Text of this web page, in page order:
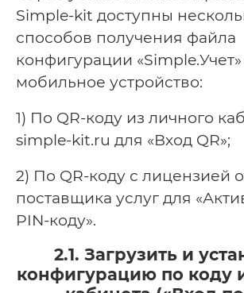
Simple-kit доступны
способов получения файла
конфигурации
мобильное устройство:
1) По QR-коду из личного
simple-kit.ru для «Вход QR»;
2) По QR-коду с лицензией
поставщика услуг для
PIN-коду».
2.1. Загрузить и
конфигурацию по коду